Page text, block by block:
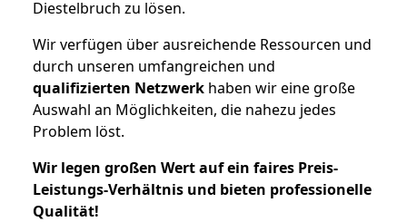
Diestelbruch zu lösen.
Wir verfügen über ausreichende Ressourcen und
durch unseren umfangreichen und
qualifizierten Netzwerk haben wir eine große
Auswahl an Möglichkeiten, die nahezu jedes
Problem löst.
Wir legen großen Wert auf ein faires Preis-
Leistungs-Verhältnis und bieten professionelle
Qualität!